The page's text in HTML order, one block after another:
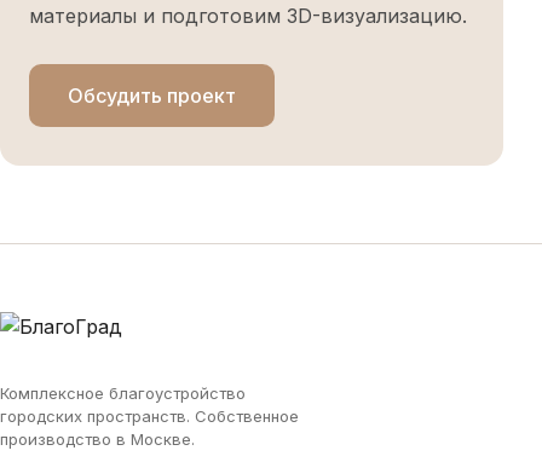
материалы и подготовим 3D-визуализацию.
Обсудить проект
Комплексное благоустройство
городских пространств. Собственное
производство в Москве.